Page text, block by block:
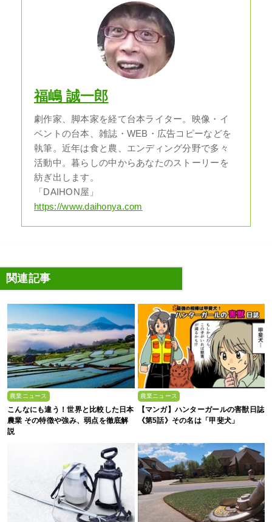
福嶋 誠一郎
劇作家、脚本家を経て台本ライター。映像・イ
ベントの台本、雑誌・WEB・広告コピーなどを
執筆。近年は食と農、エンディング分野で多々
活動中。暮らしの中からあなたのストーリーを
紡ぎ出します。
「DAIHON屋」
https://www.daihonya.com
関連記事
農業ニュース
こんなにも違う！世界と比較した日本
農業 その特徴や強み、弱点を徹底解
説
農業ニュース
【マンガ】ハンターガールの害獣日誌
《第5話》その名は「甲斐犬」